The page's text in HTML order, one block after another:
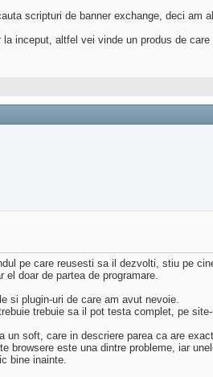
scripturi de banner exchange, deci am
inceput, altfel vei vinde un produs de
pe care reusesti sa il dezvolti, stiu pe
el doar de partea de programare.
si plugin-uri de care am avut nevoie.
trebuie sa il pot testa complet, pe
un soft, care in descriere parea ca are
browsere este una dintre probleme, iar
bine inainte.